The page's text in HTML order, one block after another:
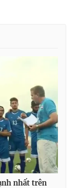
nhất trên